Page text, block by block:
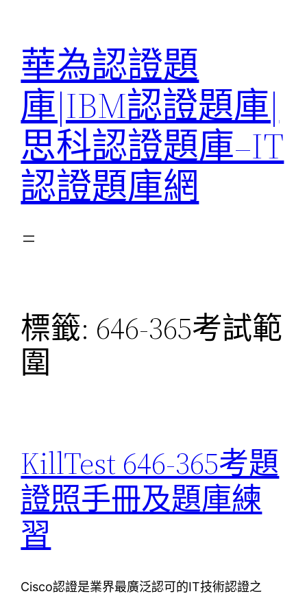
華為認證題
庫|IBM認證題庫|
思科認證題庫–IT
認證題庫網
標籤: 646-365考試範
圍
KillTest 646-365考題
證照手冊及題庫練
習
Cisco認證是業界最廣泛認可的IT技術認證之